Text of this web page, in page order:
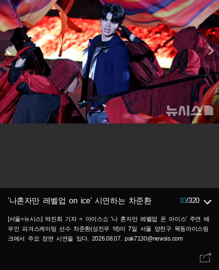
'나혼자만 레벨업 on ice' 시연하는 차준환 10/320
[서울=뉴시스] 박진희 기자 = 아이스쇼 '나 혼자만 레벨업 온 아이스' 주연 배
우인 피겨스케이팅 선수 차준환(성진우 역)이 7일 서울 양천구 목동아이스링
크에서 주요 장면 시연을 있다. 2026.08.07. pak7130@newsis.com